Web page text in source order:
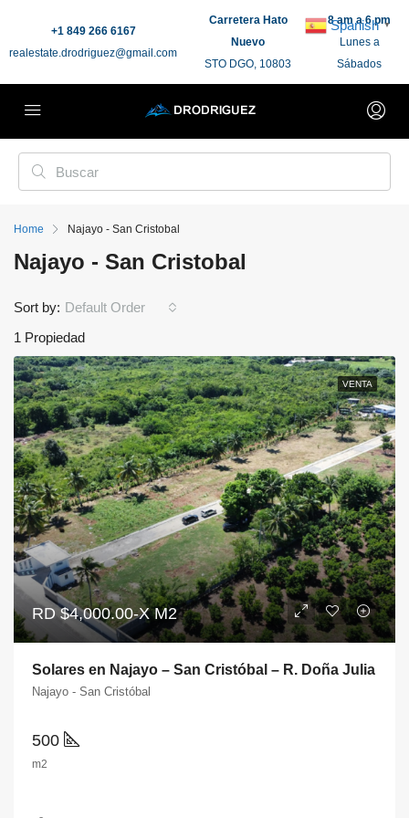
+1 849 266 6167
realestate.drodriguez@gmail.com
Carretera Hato
Nuevo
STO DGO, 10803
8 am a 6 pm
Lunes a
Sábados
Home Najayo - San Cristobal
Najayo - San Cristobal
1 Propiedad
Sort by: Default Order
VENTA
RD$4,000.00-X M2
Solares en Najayo – San Cristóbal – R. Doña Julia
Najayo - San Cristóbal
500
m2
Spanish ▼